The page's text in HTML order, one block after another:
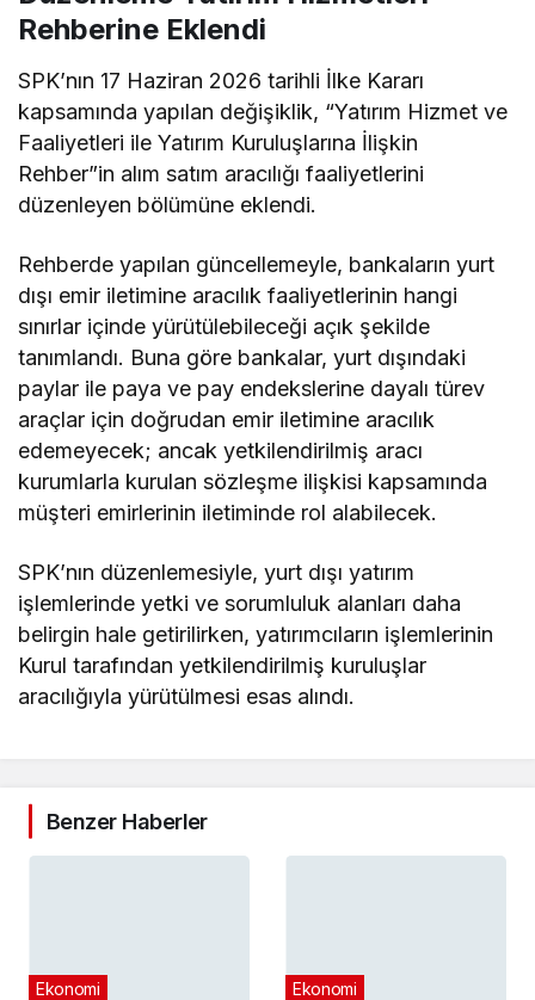
Rehberine Eklendi
SPK’nın 17 Haziran 2026 tarihli İlke Kararı
kapsamında yapılan değişiklik, “Yatırım Hizmet ve
Faaliyetleri ile Yatırım Kuruluşlarına İlişkin
Rehber”in alım satım aracılığı faaliyetlerini
düzenleyen bölümüne eklendi.
Rehberde yapılan güncellemeyle, bankaların yurt
dışı emir iletimine aracılık faaliyetlerinin hangi
sınırlar içinde yürütülebileceği açık şekilde
tanımlandı. Buna göre bankalar, yurt dışındaki
paylar ile paya ve pay endekslerine dayalı türev
araçlar için doğrudan emir iletimine aracılık
edemeyecek; ancak yetkilendirilmiş aracı
kurumlarla kurulan sözleşme ilişkisi kapsamında
müşteri emirlerinin iletiminde rol alabilecek.
SPK’nın düzenlemesiyle, yurt dışı yatırım
işlemlerinde yetki ve sorumluluk alanları daha
belirgin hale getirilirken, yatırımcıların işlemlerinin
Kurul tarafından yetkilendirilmiş kuruluşlar
aracılığıyla yürütülmesi esas alındı.
Benzer Haberler
Ekonomi Ekonomi